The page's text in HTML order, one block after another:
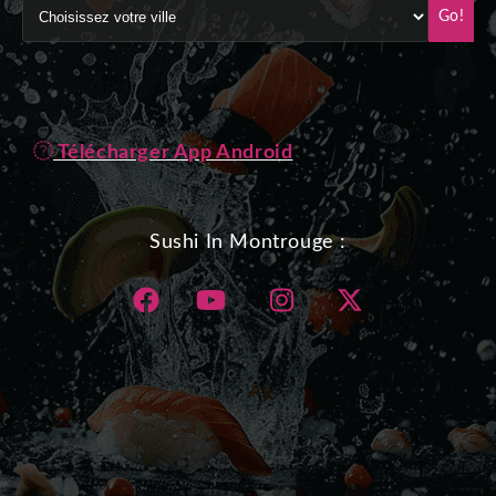
Go!
Télécharger App Android
Sushi In Montrouge :